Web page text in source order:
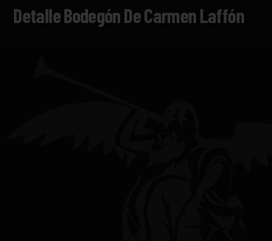
Detalle Bodegón De Carmen Laffón